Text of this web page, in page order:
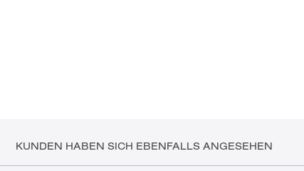
KUNDEN HABEN SICH EBENFALLS ANGESEHEN